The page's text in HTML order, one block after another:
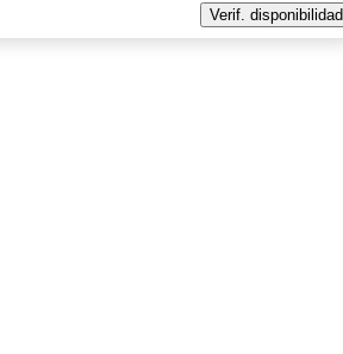
Verif. disponibilidad